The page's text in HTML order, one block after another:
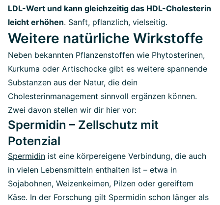
LDL-Wert und kann gleichzeitig das HDL-Cholesterin
leicht erhöhen. Sanft, pflanzlich, vielseitig.
Weitere natürliche Wirkstoffe
Neben bekannten Pflanzenstoffen wie Phytosterinen,
Kurkuma oder Artischocke gibt es weitere spannende
Substanzen aus der Natur, die dein
Cholesterinmanagement sinnvoll ergänzen können.
Zwei davon stellen wir dir hier vor:
Spermidin – Zellschutz mit
Potenzial
Spermidin ist eine körpereigene Verbindung, die auch
in vielen Lebensmitteln enthalten ist – etwa in
Sojabohnen, Weizenkeimen, Pilzen oder gereiftem
Käse. In der Forschung gilt Spermidin schon länger als